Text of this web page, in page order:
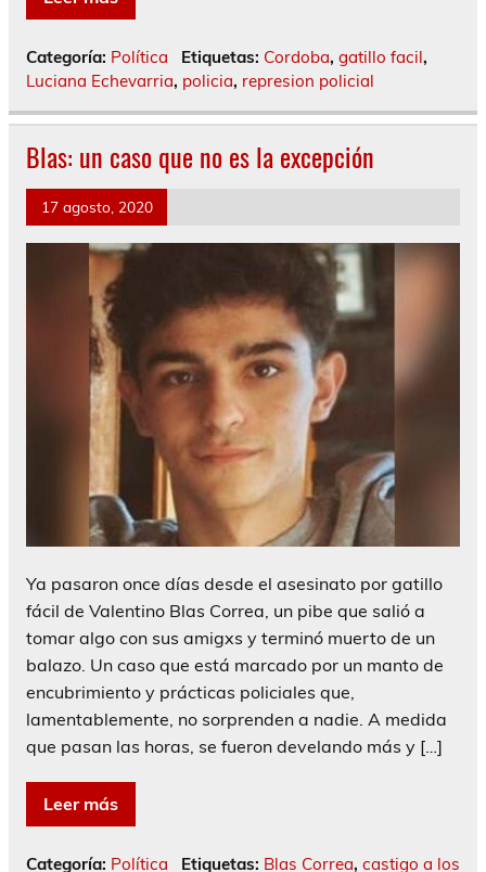
Categoría: Política Etiquetas: Cordoba, gatillo facil,
Luciana Echevarria, policia, represion policial
Blas: un caso que no es la excepción
17 agosto, 2020
Ya pasaron once días desde el asesinato por gatillo
fácil de Valentino Blas Correa, un pibe que salió a
tomar algo con sus amigxs y terminó muerto de un
balazo. Un caso que está marcado por un manto de
encubrimiento y prácticas policiales que,
lamentablemente, no sorprenden a nadie. A medida
que pasan las horas, se fueron develando más y […]
Leer más
Categoría: Política Etiquetas: Blas Correa, castigo a los